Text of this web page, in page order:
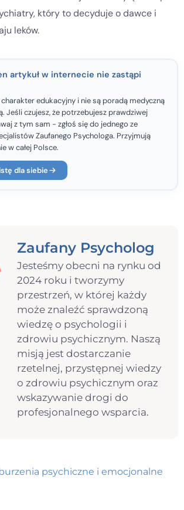
który to decyduje o dawce i
leków.
artykuł w internecie nie zastąpi
edukacyjny i nie są poradą medyczną
Jeśli czujesz, że potrzebujesz prawdziwej
z tym sam - zgłoś się do jednego ze
Zaufanego Psychologa. Przyjmują
w całej Polsce.
dla siebie
Zaufany Psycholog
Jesteśmy obecni na rynku od
2024 roku i tworzymy
przestrzeń, w której każdy
może znaleźć sprawdzoną
wiedzę o psychologii i
zdrowiu psychicznym. Naszą
misją jest dostarczanie
rzetelnej, przystępnej wiedzy
o zdrowiu psychicznym oraz
wskazywanie drogi do
profesjonalnego wsparcia.
psychiczne i emocjonalne